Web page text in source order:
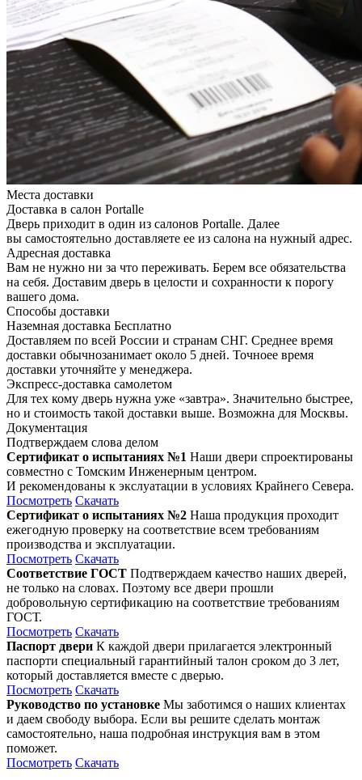
Места доставки
Доставка в салон Portalle
Дверь приходит в один из салонов Portalle. Далее
вы самостоятельно доставляете ее из салона на нужный адрес.
Адресная доставка
Вам не нужно ни за что переживать. Берем все обязательства
на себя. Доставим дверь в целости и сохранности к порогу
вашего дома.
Способы доставки
Наземная доставка Бесплатно
Доставляем по всей России и странам СНГ. Среднее время
доставки обычнозанимает около 5 дней. Точноее время
доставки уточняйте у менеджера.
Экспресс-доставка самолетом
Для тех кому дверь нужна уже «завтра». Значительно быстрее,
но и стоимость такой доставки выше. Возможна для Москвы.
Документация
Подтверждаем слова делом
Сертификат о испытаниях №1 Наши двери спроектированы
совместно с Томским Инженерным центром.
И рекомендованы к экслуатации в условиях Крайнего Севера.
Посмотреть Скачать
Сертификат о испытаниях №2 Наша продукция проходит
ежегодную проверку на соответствие всем требованиям
производства и эксплуатации.
Посмотреть Скачать
Соответствие ГОСТ Подтверждаем качество наших дверей,
не только на словах. Поэтому все двери прошли
добровольную сертификацию на соответствие требованиям
ГОСТ.
Посмотреть Скачать
Паспорт двери К каждой двери прилагается электронный
паспорти специальный гарантийный талон сроком до 3 лет,
который доставляется вместе с дверью.
Посмотреть Скачать
Руководство по установке Мы заботимся о наших клиентах
и даем свободу выбора. Если вы решите сделать монтаж
самостоятельно, наша подробная инструкция вам в этом
поможет.
Посмотреть Скачать